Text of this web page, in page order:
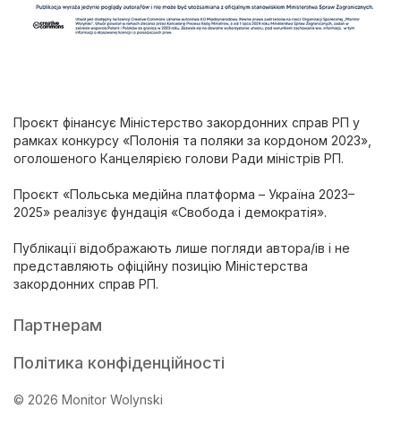
Проєкт фінансує Міністерство закордонних справ РП у
рамках конкурсу «Полонія та поляки за кордоном 2023»,
оголошеного Канцелярією голови Ради міністрів РП.
Проєкт «Польська медійна платформа – Україна 2023–
2025» реалізує фундація «Свобода і демократія».
Публікації відображають лише погляди автора/ів і не
представляють офіційну позицію Міністерства
закордонних справ РП.
Партнерам
Політика конфіденційності
© 2026 Monitor Wolynski